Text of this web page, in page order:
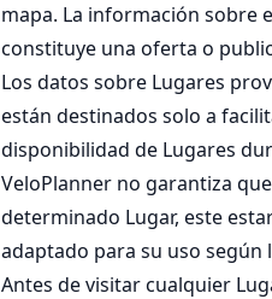
mapa. La información sobre
constituye una oferta o
Los datos sobre Lugares
están destinados solo a
disponibilidad de Lugares
VeloPlanner no garantiza
determinado Lugar, este
adaptado para su uso según
Antes de visitar cualquier